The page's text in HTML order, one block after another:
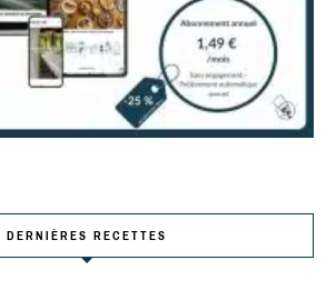
DERNIÈRES RECETTES